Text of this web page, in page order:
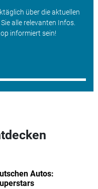
über die aktuellen
alle relevanten Infos.
informiert sein!
Autos: